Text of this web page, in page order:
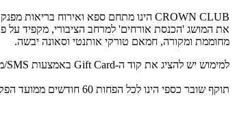
מחוממת ומקורה, חמאם טורקי אותנטי וסאונה יבשה.
למימוש יש להציג את קוד ה-Gift Card באמצעות SMS/מייל/דף מודפס. לפרטים נוספים:04-6508007.
תוקף שובר כספי הינו לכל הפחות 60 חודשים ממועד הפקתו. תוקף שובר לרכישת מוצר או שירות מסויים יהיה לכל הפחות 24 חודשים ממועד הפקתו